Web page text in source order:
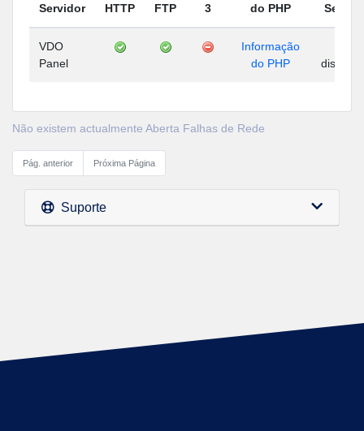
Servidor HTTP FTP
3
do PHP
VDO
Panel
Informação
do PHP
Não existem actualmente Aberta Falhas de Rede
Pág. anterior Próxima Página
Suporte